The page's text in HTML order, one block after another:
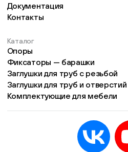
Документация
Контакты
Каталог
Опоры
Фиксаторы — барашки
Заглушки для труб с резьбой
Заглушки для труб и отверстий
Комплектующие для мебели